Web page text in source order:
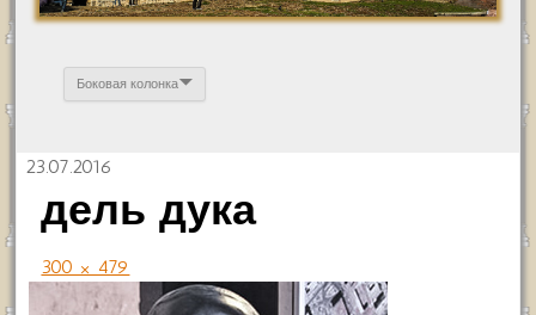
Боковая колонка
23.07.2016
дель дука
300 × 479